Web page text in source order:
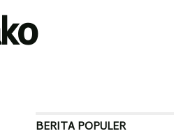
BERITA POPULER